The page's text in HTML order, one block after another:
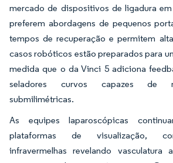
mercado de dispositivos de ligadura
preferem abordagens de pequenos
tempos de recuperação e permitem
casos robóticos estão preparados para
medida que o da Vinci 5 adiciona
seladores curvos capazes de
submilimétricas.
As equipes laparoscópicas
plataformas de visualização,
infravermelhas revelando vasculatura